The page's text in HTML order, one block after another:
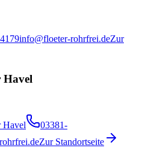
info@floeter-rohrfrei.deZur
Havel
Havel
03381-
Zur Standortseite